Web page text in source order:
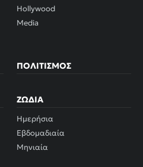
Hollywood
Media
ΠΟΛΙΤΙΣΜΌΣ
ΖΏΔΙΑ
Ημερήσια
Εβδομαδιαία
Μηνιαία